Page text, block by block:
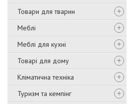
Товари для тварин
Меблі
Меблі для кухні
Товарі для дому
Кліматична техніка
Туризм та кемпінг